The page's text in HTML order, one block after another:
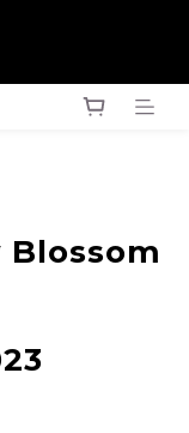
Professional
Blossom